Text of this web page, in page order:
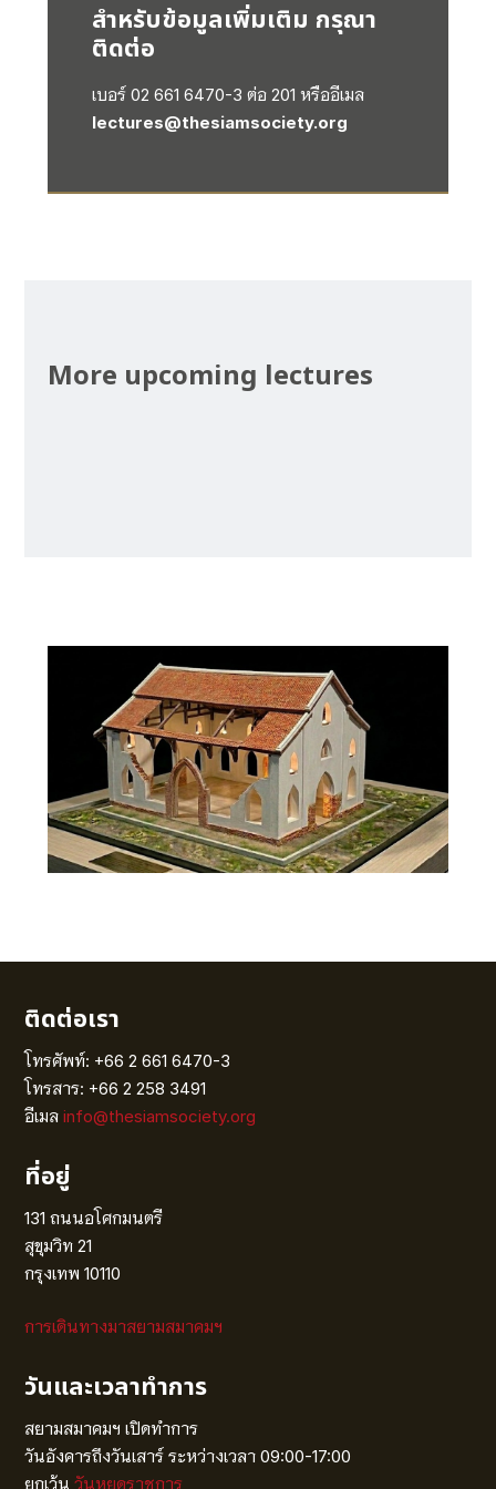
สำหรับข้อมูลเพิ่มเติม กรุณา
ติดต่อ
เบอร์ 02 661 6470-3 ต่อ 201 หรืออีเมล
lectures@thesiamsociety.org
More upcoming lectures
ติดต่อเรา
โทรศัพท์: +66 2 661 6470-3
โทรสาร: +66 2 258 3491
อีเมลinfo@thesiamsociety.org
ที่อยู่
131 ถนนอโศกมนตรี
สุขุมวิท 21
กรุงเทพ 10110
การเดินทางมาสยามสมาคมฯ
วันและเวลาทำการ
สยามสมาคมฯ เปิดทำการ
วันอังคารถึงวันเสาร์ ระหว่างเวลา 09:00-17:00
ยกเว้นวันหยุดราชการ